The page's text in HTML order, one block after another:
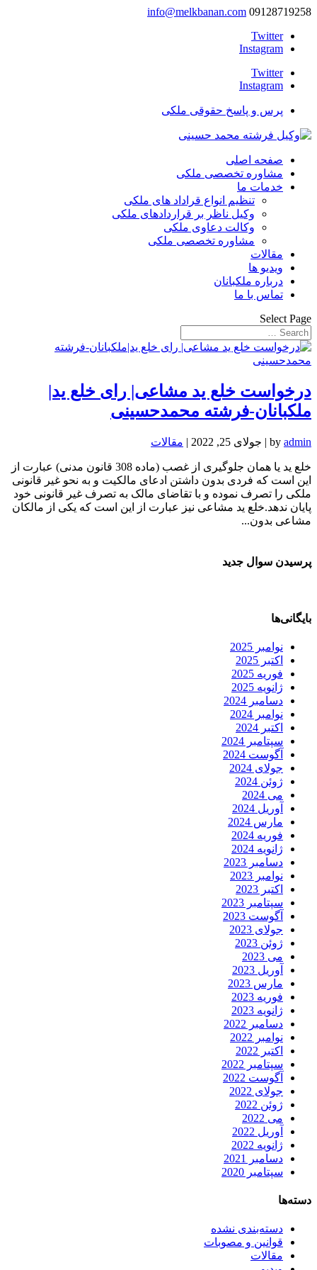
09128719258
info@melkbanan.com
Twitter
Instagram
Twitter
Instagram
پرس و پاسخ حقوقی ملکی
صفحه اصلی
مشاوره تخصصی ملکی
خدمات ما
تنظیم انواع قراداد های ملکی
وکیل ناظر بر قراردادهای ملکی
وکالت دعاوی ملکی
مشاوره تخصصی ملکی
مقالات
ویدیو ها
درباره ملکبانان
تماس با ما
Select Page
درخواست خلع ید مشاعی| رای خلع ید|
ملکبانان-فرشته محمدحسینی
by admin
| جولای 25, 2022 | مقالات
خلع ید یا همان جلوگیری از غصب (ماده 308 قانون مدنی) عبارت از
این است که فردی بدون داشتن ادعای مالکیت و به نحو غیر قانونی
ملکی را تصرف نموده و با تقاضای مالک به تصرف غیر قانونی خود
پایان ندهد.خلع ید مشاعی نیز عبارت از این است که یکی از مالکان
مشاعی بدون...
پرسیدن سوال جدید
بایگانی‌ها
نوامبر 2025
اکتبر 2025
فوریه 2025
ژانویه 2025
دسامبر 2024
نوامبر 2024
اکتبر 2024
سپتامبر 2024
آگوست 2024
جولای 2024
ژوئن 2024
می 2024
آوریل 2024
مارس 2024
فوریه 2024
ژانویه 2024
دسامبر 2023
نوامبر 2023
اکتبر 2023
سپتامبر 2023
آگوست 2023
جولای 2023
ژوئن 2023
می 2023
آوریل 2023
مارس 2023
فوریه 2023
ژانویه 2023
دسامبر 2022
نوامبر 2022
اکتبر 2022
سپتامبر 2022
آگوست 2022
جولای 2022
ژوئن 2022
می 2022
آوریل 2022
ژانویه 2022
دسامبر 2021
سپتامبر 2020
دسته‌ها
دسته‌بندی نشده
قوانین و مصوبات
مقالات